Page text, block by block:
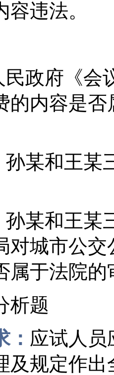
违法。
府《会
的内容是
和王某
和王某
对城市公
属于法院
题
： 应试人员
及规定作